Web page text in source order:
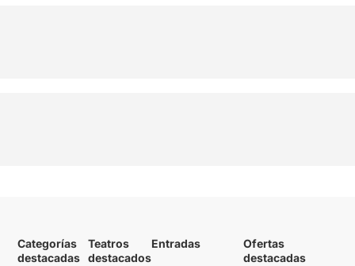
Categorías
destacadas
Teatros
destacados
Entradas
Ofertas
destacadas